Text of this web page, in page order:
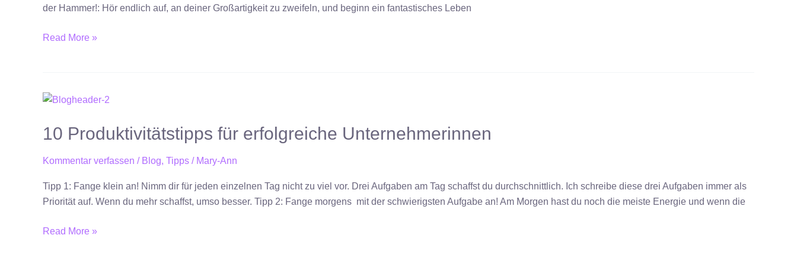
der Hammer!: Hör endlich auf, an deiner Großartigkeit zu zweifeln, und beginn ein fantastisches Leben
Read More »
10 Produktivitätstipps für erfolgreiche Unternehmerinnen
Kommentar verfassen / Blog, Tipps / Mary-Ann
Tipp 1: Fange klein an! Nimm dir für jeden einzelnen Tag nicht zu viel vor. Drei Aufgaben am Tag schaffst du durchschnittlich. Ich schreibe diese drei Aufgaben immer als
Priorität auf. Wenn du mehr schaffst, umso besser. Tipp 2: Fange morgens mit der schwierigsten Aufgabe an! Am Morgen hast du noch die meiste Energie und wenn die
10
für
Unternehmerinnen
Read More »